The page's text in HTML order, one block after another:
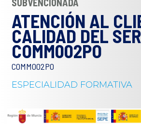
SUBVENCIONADA
ATENCIÓN AL
CALIDAD DEL
COMM002PO
COMM002PO
ESPECIALIDAD FORMATIVA